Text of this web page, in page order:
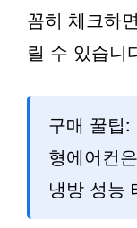
꼼히 체크하
릴 수 있습니
구매 꿀팁:
형에어컨
냉방 성능